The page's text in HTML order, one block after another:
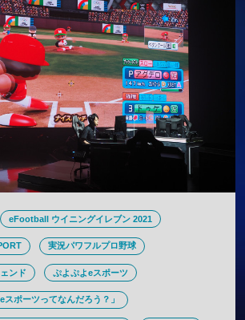
eFootball ウイニングイレブン 2021
実況パワフルプロ野球
ンド ぷよぷよeスポーツ
スポーツってなんだろう？」